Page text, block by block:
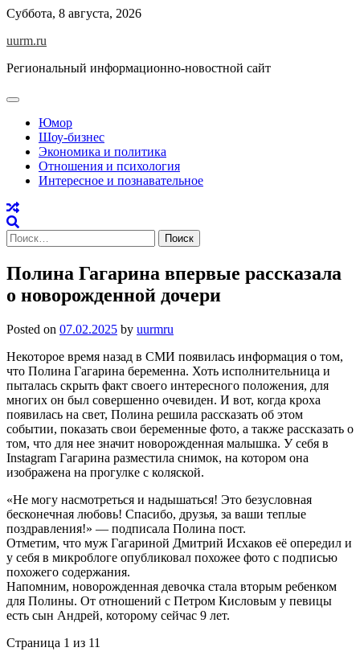
Skip
content
Суббота, 8 августа, 2026
uurm.ru
Региональный информационно-новостной сайт
Юмор
Шоу-бизнес
Экономика и политика
Отношения и психология
Интересное и познавательное
Найти:
Полина Гагарина впервые рассказала
о новорожденной дочери
Posted on 07.02.2025 by uurmru
Некоторое время назад в СМИ появилась информация о том,
что Полина Гагарина беременна. Хоть исполнительница и
пыталась скрыть факт своего интересного положения, для
многих он был совершенно очевиден. И вот, когда кроха
появилась на свет, Полина решила рассказать об этом
событии, показать свои беременные фото, а также рассказать о
том, что для нее значит новорожденная малышка. У себя в
Instagram Гагарина разместила снимок, на котором она
изображена на прогулке с коляской.
«Не могу насмотреться и надышаться! Это безусловная
бесконечная любовь! Спасибо, друзья, за ваши теплые
поздравления!» — подписала Полина пост.
Отметим, что муж Гагариной Дмитрий Исхаков её опередил и
у себя в микроблоге опубликовал похожее фото с подписью
похожего содержания.
Напомним, новорожденная девочка стала вторым ребенком
для Полины. От отношений с Петром Кисловым у певицы
есть сын Андрей, которому сейчас 9 лет.
Страница 1 из 11